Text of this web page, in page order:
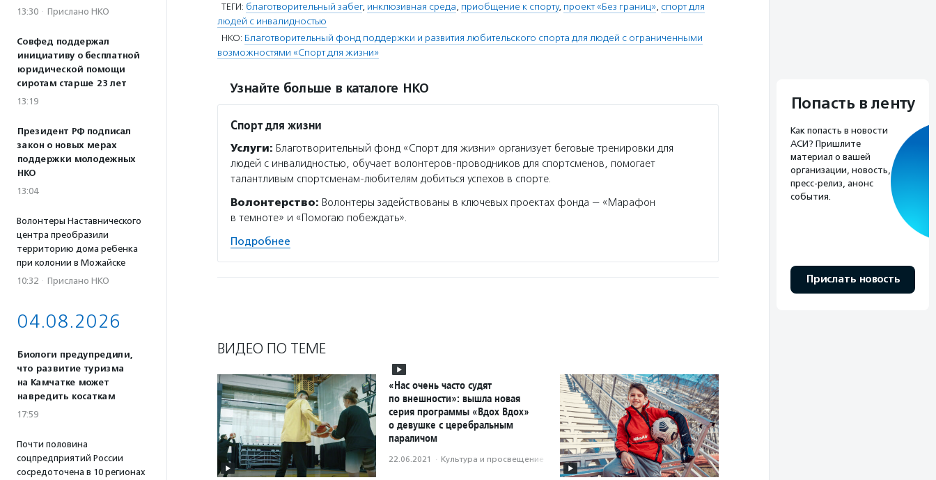
13:30 · Прислано НКО
Совфед поддержал
инициативу о бесплатной
юридической помощи
сиротам старше 23 лет
13:19
Президент РФ подписал
закон о новых мерах
поддержки молодежных
НКО
13:04
Волонтеры Наставнического
центра преобразили
территорию дома ребенка
при колонии в Можайске
10:32 · Прислано НКО
04.08.2026
Биологи предупредили,
что развитие туризма
на Камчатке может
навредить косаткам
17:59
Почти половина
соцпредприятий России
сосредоточена в 10 регионах
ТЕГИ: благотворительный забег, инклюзивная среда, приобщение к спорту, проект «Без границ», спорт для
людей с инвалидностью
НКО: Благотворительный фонд поддержки и развития любительского спорта для людей с ограниченными
возможностями «Спорт для жизни»
Узнайте больше в каталоге НКО
Спорт для жизни
Услуги: Благотворительный фонд «Спорт для жизни» организует беговые тренировки для
людей с инвалидностью, обучает волонтеров-проводников для спортсменов, помогает
талантливым спортсменам-любителям добиться успехов в спорте.
Волонтерство: Волонтеры задействованы в ключевых проектах фонда — «Марафон
в темноте» и «Помогаю побеждать».
Подробнее
ВИДЕО ПО ТЕМЕ
«Нас очень часто судят
по внешности»: вышла новая
серия программы «Вдох Вдох»
о девушке с церебральным
параличом
22.06.2021 · Культура и просвещение
Попасть в ленту
Как попасть в новости
АСИ? Пришлите
материал о вашей
организации, новость,
пресс-релиз, анонс
события.
Прислать новость